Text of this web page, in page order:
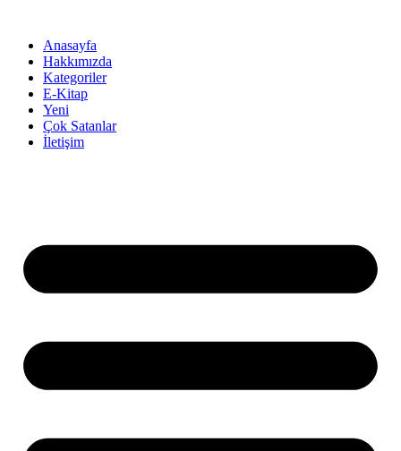
Anasayfa
Hakkımızda
Kategoriler
E-Kitap
Yeni
Çok Satanlar
İletişim